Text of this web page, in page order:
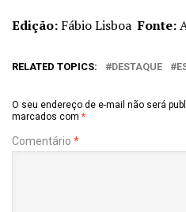
Edição: Fábio LisboaFonte:
RELATED TOPICS: DESTAQUE
O seu endereço de e-mail não será
marcados com *
Comentário *